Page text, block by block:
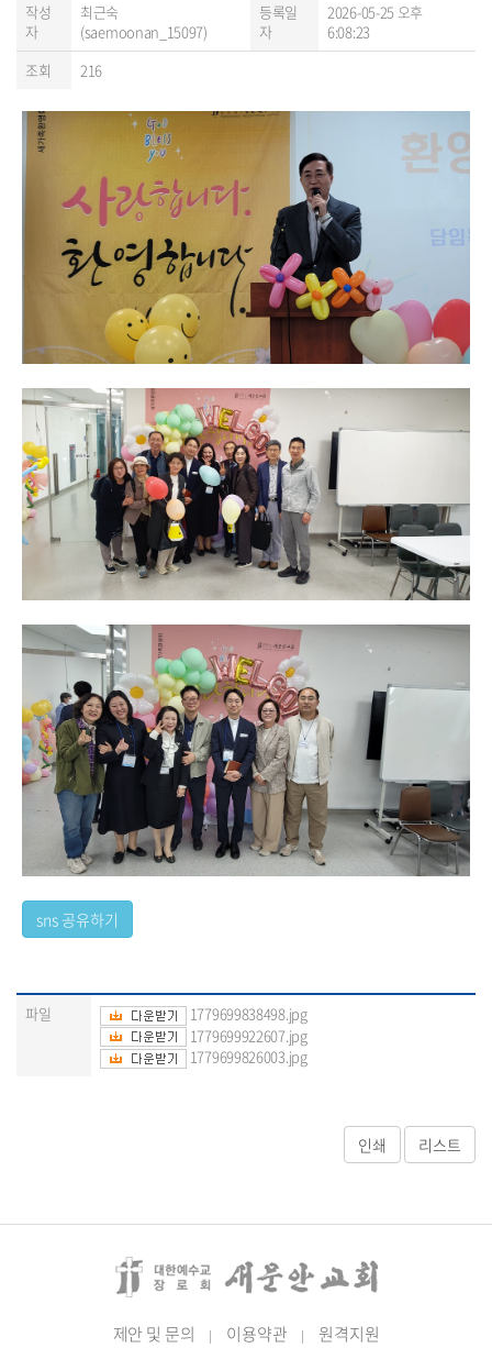
작성
자
최근숙
(saemoonan_15097)
등록일
자
2026-05-25 오후
6:08:23
조회
216
파일
1779699838498.jpg
1779699922607.jpg
1779699826003.jpg
제안 및 문의 | 이용약관 | 원격지원